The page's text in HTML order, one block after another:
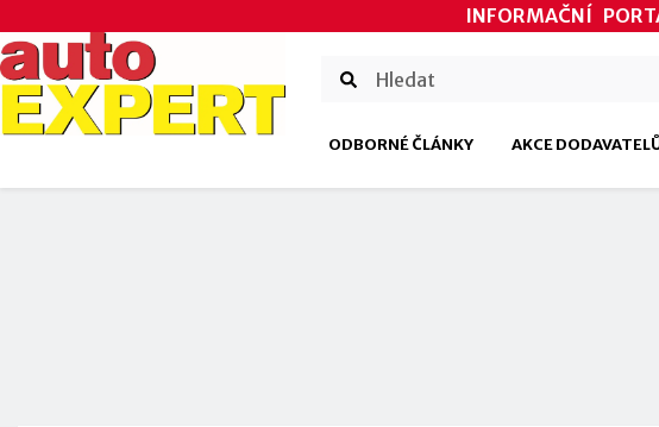
INFORMAČNÍ
ODBORNÉ ČLÁNKY AKCE